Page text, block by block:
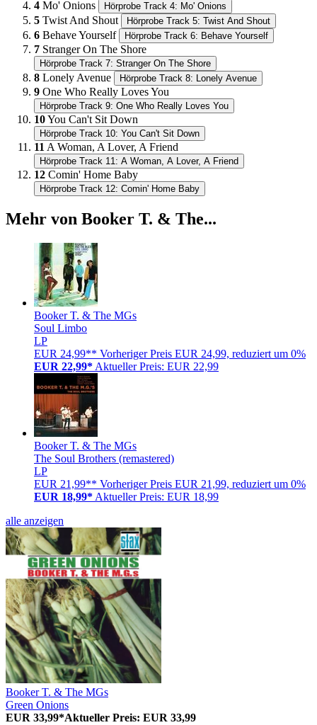
4 Mo' Onions Hörprobe Track 4: Mo' Onions
5 Twist And Shout Hörprobe Track 5: Twist And Shout
6 Behave Yourself Hörprobe Track 6: Behave Yourself
7 Stranger On The Shore
Hörprobe Track 7: Stranger On The Shore
8 Lonely Avenue Hörprobe Track 8: Lonely Avenue
9 One Who Really Loves You
Hörprobe Track 9: One Who Really Loves You
10You Can't Sit Down
Hörprobe Track 10: You Can't Sit Down
11 A Woman, A Lover, A Friend
Hörprobe Track 11: A Woman, A Lover, A Friend
12 Comin' Home Baby
Hörprobe Track 12: Comin' Home Baby
Mehr von Booker T. & The...
Booker T. & The MGs
Soul Limbo
LP
EUR 24,99** Vorheriger Preis EUR 24,99, reduziert um 0%
EUR 22,99* Aktueller Preis: EUR 22,99
Booker T. & The MGs
The Soul Brothers (remastered)
LP
EUR 21,99** Vorheriger Preis EUR 21,99, reduziert um 0%
EUR 18,99* Aktueller Preis: EUR 18,99
alle anzeigen
Booker T. & The MGs
Green Onions
EUR 33,99*Aktueller Preis: EUR 33,99